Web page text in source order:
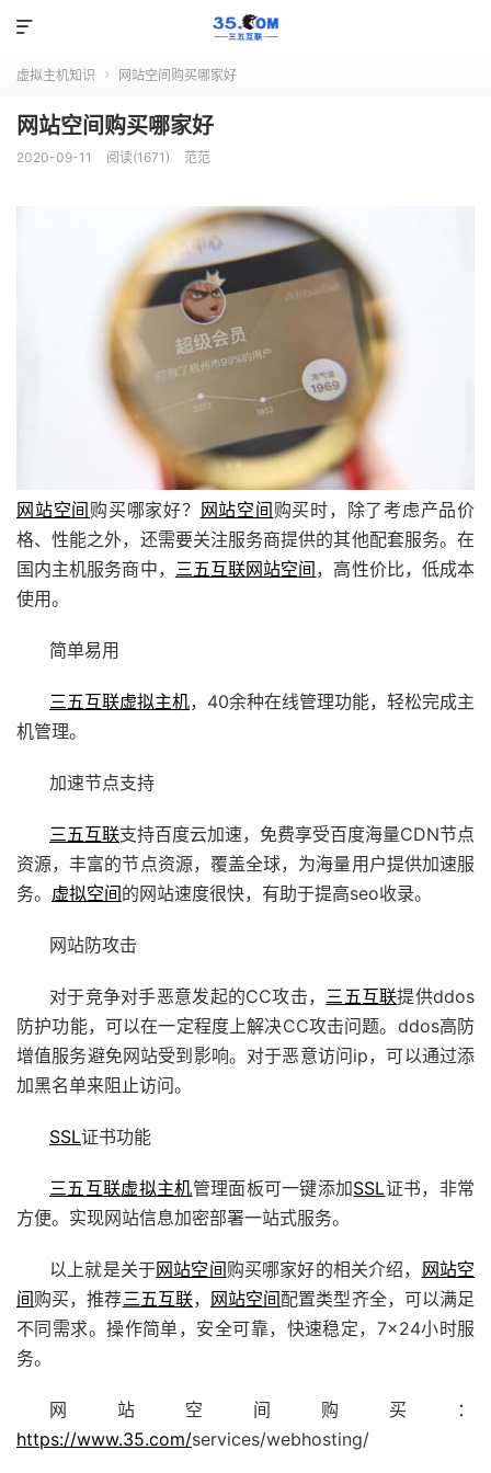

虚拟主机知识  网站空间购买哪家好
网站空间购买哪家好
2020-09-11 阅读(1671) 范范
网站空间 购买哪家好？ 网站空间 购买时，除了考虑产品价
格、性能之外，还需要关注服务商提供的其他配套服务。在
国内主机服务商中， 三五互联网站空间 ，高性价比，低成本
使用。
简单易用
三五互联虚拟主机，40余种在线管理功能，轻松完成主
机管理。
加速节点支持
三五互联支持百度云加速，免费享受百度海量CDN节点
资源，丰富的节点资源，覆盖全球，为海量用户提供加速服
务。 虚拟空间的网站速度很快，有助于提高seo收录。
网站防攻击
对于竞争对手恶意发起的CC攻击， 三五互联提供ddos
防护功能，可以在一定程度上解决CC攻击问题。 ddos高防
增值服务避免网站受到影响。对于恶意访问ip，可以通过添
加黑名单来阻止访问。
SSL证书功能
三五互联虚拟主机管理面板可一键添加SSL证书，非常
方便。实现网站信息加密部署一站式服务。
以上就是关于网站空间购买哪家好的相关介绍，
网站空
间购买，推荐三五互联， 网站空间配置类型齐全，可以满足
不同需求。操作简单，安全可靠，快速稳定，7×24小时服
务。
网站空间购买：
https://www.35.com/services/webhosting/